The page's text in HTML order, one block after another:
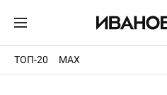
ТОП-20 MAX